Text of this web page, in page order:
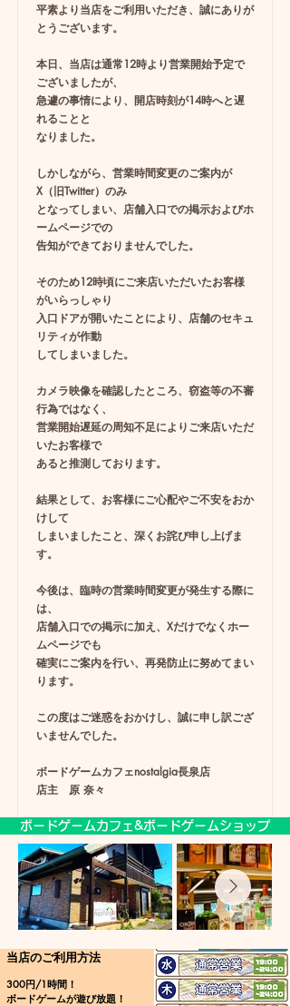
平素より当店をご利用いただき、誠にありが
とうございます。
本日、当店は通常12時より営業開始予定で
ございましたが、
急遽の事情により、開店時刻が14時へと遅
れることと
なりました。
しかしながら、営業時間変更のご案内が
X（旧Twitter）のみ
となってしまい、店舗入口での掲示およびホ
ームページでの
告知ができておりませんでした。
そのため12時頃にご来店いただいたお客様
がいらっしゃり
入口ドアが開いたことにより、店舗のセキュ
リティが作動
してしまいました。
カメラ映像を確認したところ、窃盗等の不審
行為ではなく、
営業開始遅延の周知不足によりご来店いただ
いたお客様で
あると推測しております。
結果として、お客様にご心配やご不安をおか
けして
しまいましたこと、深くお詫び申し上げま
す。
今後は、臨時の営業時間変更が発生する際に
は、
店舗入口での掲示に加え、Xだけでなくホー
ムページでも
確実にご案内を行い、再発防止に努めてまい
ります。
この度はご迷惑をおかけし、誠に申し訳ござ
いませんでした。
ボードゲームカフェnostalgia長泉店
店主 原 奈々
​ボードゲームカフェ&ボードゲームショップ
当店のご利用方法
300円/1時間！
ボードゲームが遊び放題！